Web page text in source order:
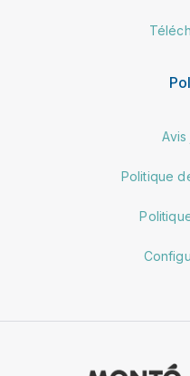
Politique